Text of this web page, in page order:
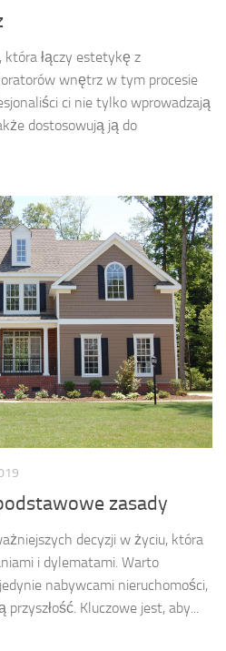
łączy estetykę z
wnętrz w tym procesie
ci nie tylko wprowadzają
dostosowują ją do
zasady
decyzji w życiu, która
i dylematami. Warto
nabywcami nieruchomości,
Kluczowe jest, aby...